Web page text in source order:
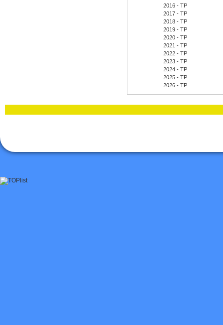
2016 - TP
2017 - TP
2018 - TP
2019 - TP
2020 - TP
2021 - TP
2022 - TP
2023 - TP
2024 - TP
2025 - TP
2026 - TP